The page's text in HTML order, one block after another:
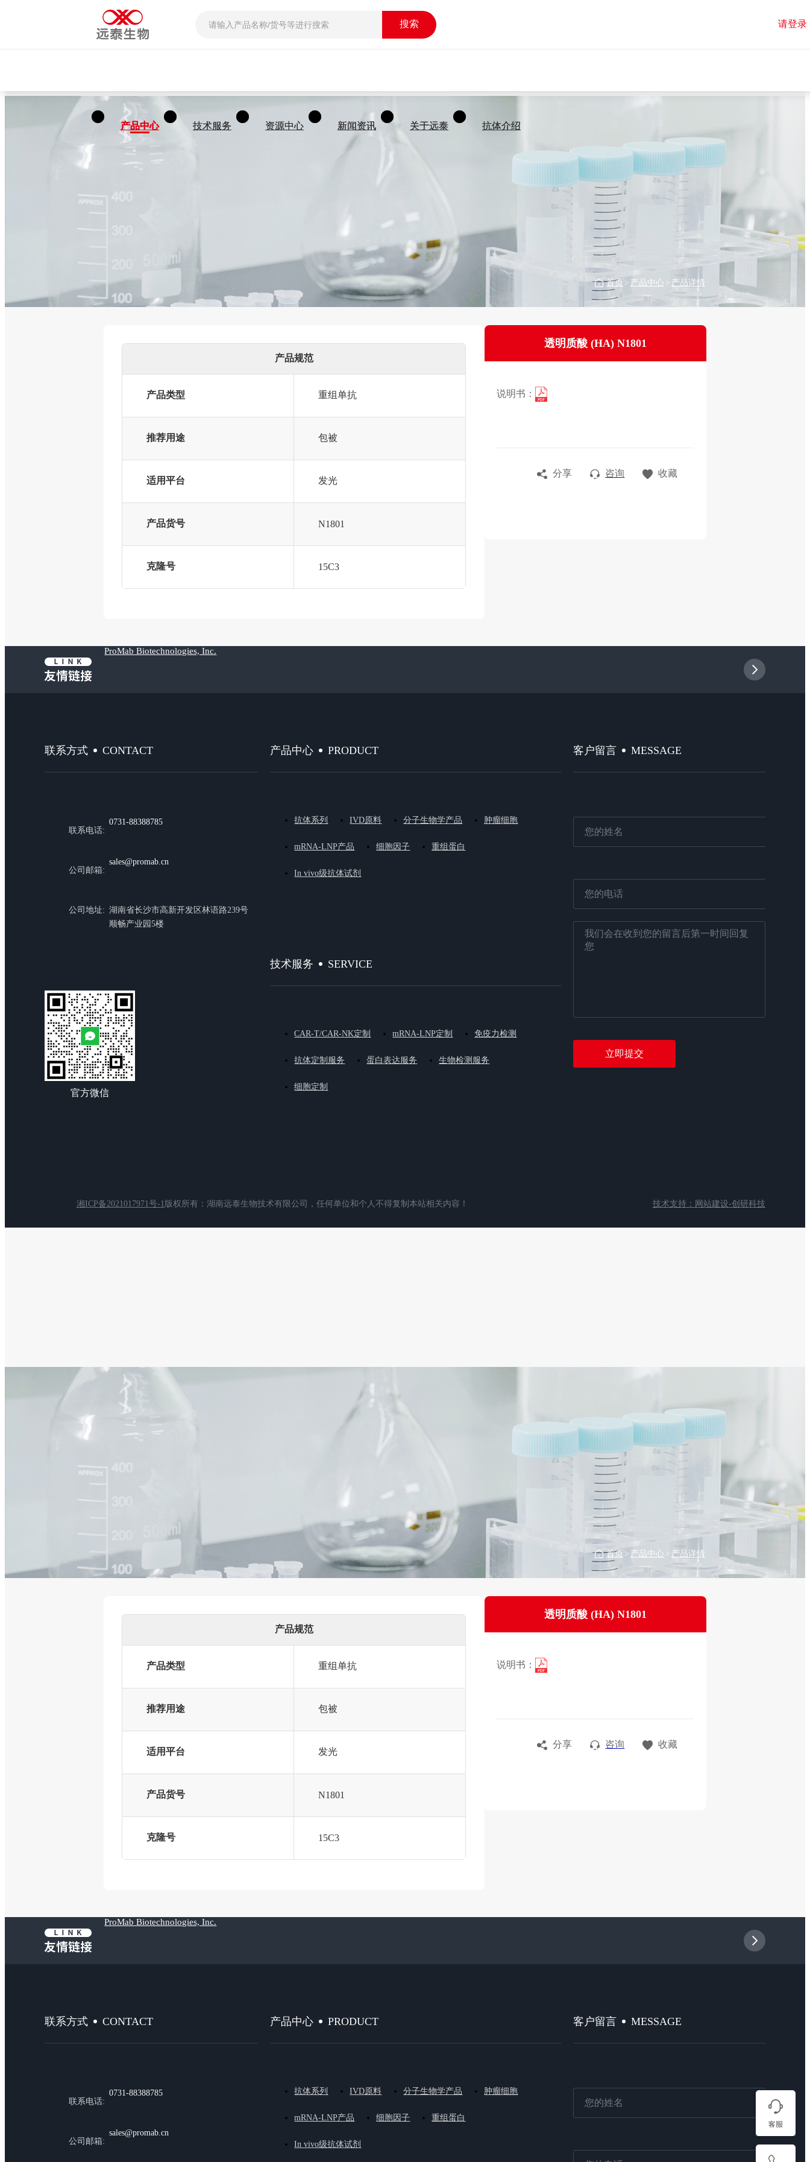
搜索 请登录
产品中心 技术服务 资源中心 新闻资讯 关于远泰 抗体介绍
首页 > 产品中心 > 产品详情
产品规范
产品类型 重组单抗
推荐用途 包被
适用平台 发光
产品货号 N1801
克隆号 15C3
透明质酸 (HA) N1801
说明书：
分享 咨询 收藏
ProMab Biotechnologies, Inc.
联系方式 CONTACT
联系电话:
0731-88388785
公司邮箱:
sales@promab.cn
公司地址: 湖南省长沙市高新开发区林语路239号
顺畅产业园5楼
官方微信
产品中心 PRODUCT
抗体系列 IVD原料 分子生物学产品 肿瘤细胞
mRNA-LNP产品 细胞因子 重组蛋白
In vivo级抗体试剂
技术服务 SERVICE
CAR-T/CAR-NK定制 mRNA-LNP定制 免疫力检测
抗体定制服务 蛋白表达服务 生物检测服务
细胞定制
客户留言 MESSAGE
湘ICP备2021017971号-1版权所有：湖南远泰生物技术有限公司，任何单位和个人不得复制本站相关内容！ 技术支持：网站建设-创研科技
搜索 请登录
产品中心 技术服务 资源中心 新闻资讯 关于远泰 抗体介绍
首页 > 产品中心 > 产品详情
产品规范
产品类型 重组单抗
推荐用途 包被
适用平台 发光
产品货号 N1801
克隆号 15C3
透明质酸 (HA) N1801
说明书：
分享 咨询 收藏
ProMab Biotechnologies, Inc.
联系方式 CONTACT
联系电话:
0731-88388785
公司邮箱:
sales@promab.cn
产品中心 PRODUCT
抗体系列 IVD原料 分子生物学产品 肿瘤细胞
mRNA-LNP产品 细胞因子 重组蛋白
In vivo级抗体试剂
客户留言 MESSAGE